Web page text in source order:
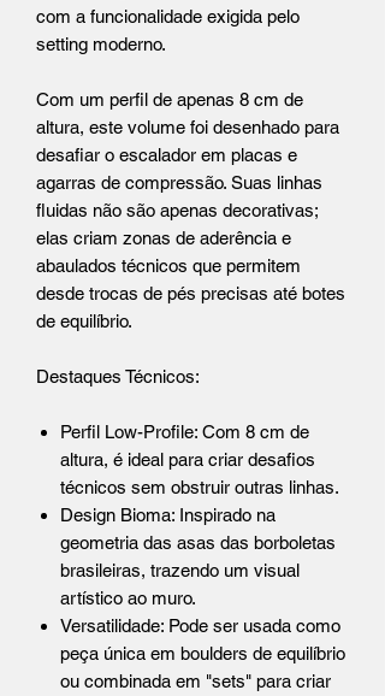
com a funcionalidade exigida pelo
setting moderno.
Com um perfil de apenas 8 cm de
altura, este volume foi desenhado para
desafiar o escalador em placas e
agarras de compressão. Suas linhas
fluidas não são apenas decorativas;
elas criam zonas de aderência e
abaulados técnicos que permitem
desde trocas de pés precisas até botes
de equilíbrio.
Destaques Técnicos:
Perfil Low-Profile: Com 8 cm de
altura, é ideal para criar desafios
técnicos sem obstruir outras linhas.
Design Bioma: Inspirado na
geometria das asas das borboletas
brasileiras, trazendo um visual
artístico ao muro.
Versatilidade: Pode ser usada como
peça única em boulders de equilíbrio
ou combinada em "sets" para criar